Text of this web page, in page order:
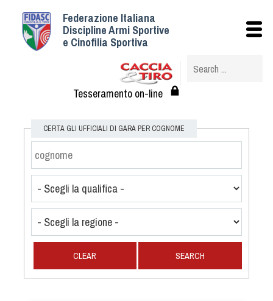
Federazione Italiana
Discipline Armi Sportive
e Cinofilia Sportiva
Tesseramento on-line
CERTA GLI UFFICIALI DI GARA PER COGNOME
SEARCH
CLEAR
Istituzionale
Struttura
Albo Veterinari federali
Tesseramento e Affiliazioni
Statuto e Regolamenti
Assicurazione
Società